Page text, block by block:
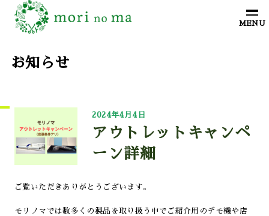
お知らせ
2024年4月4日
アウトレットキャンペ
ーン詳細
ご覧いただきありがとうございます。
モリノマでは数多くの製品を取り扱う中でご紹介用のデモ機や店